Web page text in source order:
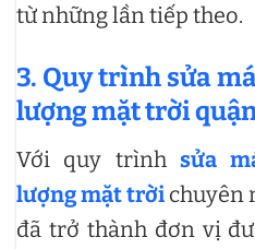
từ những lần tiếp theo.
3. Quy trình sửa
lượng mặt trời
Với quy trình sửa
lượng mặt trời chuyên
đã trở thành đơn vị